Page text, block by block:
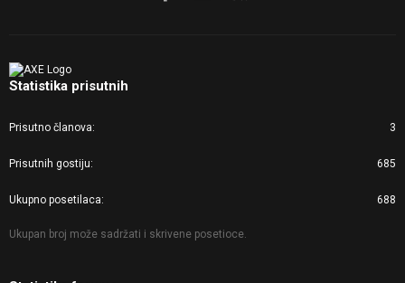
Statistika prisutnih
Prisutno članova 3
Prisutnih gostiju 685
Ukupno posetilaca 688
Ukupan broj može sadržati i skrivene posetioce.